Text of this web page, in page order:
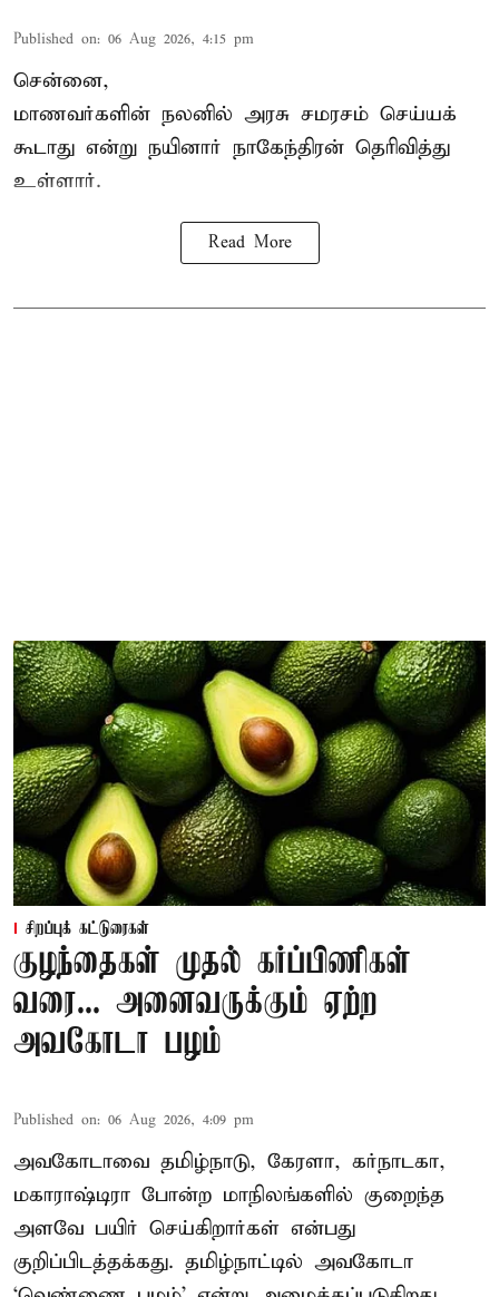
Published on: 06 Aug 2026, 4:15 pm
சென்னை,
மாணவர்களின் நலனில் அரசு சமரசம் செய்யக்
கூடாது என்று நயினார் நாகேந்திரன் தெரிவித்து
உள்ளார்.
Read More
சிறப்புக் கட்டுரைகள்
குழந்தைகள் முதல் கர்ப்பிணிகள்
வரை... அனைவருக்கும் ஏற்ற
அவகோடா பழம்
Published on: 06 Aug 2026, 4:09 pm
அவகோடாவை தமிழ்நாடு, கேரளா, கர்நாடகா,
மகாராஷ்டிரா போன்ற மாநிலங்களில் குறைந்த
அளவே பயிர் செய்கிறார்கள் என்பது
குறிப்பிடத்தக்கது. தமிழ்நாட்டில் அவகோடா